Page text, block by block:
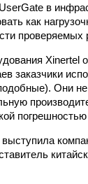
в
как
проверяемых
Xinertel
заказчики
Они